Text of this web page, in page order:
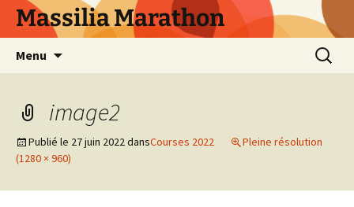
AllerMassilia Marathon
Menu
image2
Publié le 27 juin 2022dansCourses 2022
Pleine résolution
(1280 × 960)